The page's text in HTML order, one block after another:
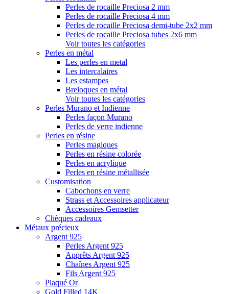
Perles de rocaille Preciosa 2 mm
Perles de rocaille Preciosa 4 mm
Perles de rocaille Preciosa demi-tube 2x2 mm
Perles de rocaille Preciosa tubes 2x6 mm
Voir toutes les catégories
Perles en métal
Les perles en metal
Les intercalaires
Les estampes
Breloques en métal
Voir toutes les catégories
Perles Murano et Indienne
Perles façon Murano
Perles de verre indienne
Perles en résine
Perles magiques
Perles en résine colorée
Perles en acrylique
Perles en résine métallisée
Customisation
Cabochons en verre
Strass et Accessoires applicateur
Accessoires Gemsetter
Chèques cadeaux
Métaux précieux
Argent 925
Perles Argent 925
Apprêts Argent 925
Chaînes Argent 925
Fils Argent 925
Plaqué Or
Gold Filled 14K